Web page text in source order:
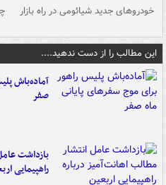
خودروهای جدید شیائومی در راه بازار
این مطالب را از دست ندهید....
آماده‌باش
صفر
بازداشت
راهپیمایی